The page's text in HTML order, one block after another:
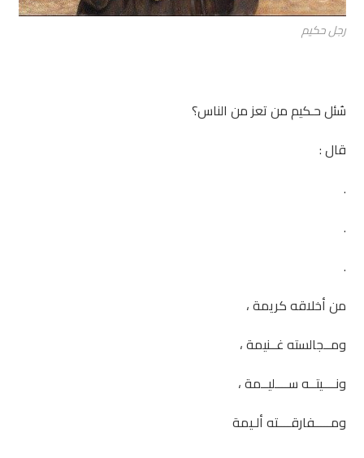
رجل حكيم
سُئل حـكيم من تعز من الناس؟
قال :
.
.
.
من أخلاقه كريمة ،
ومــجالسته غــنيمة ،
ونــــيتــه ســــليــمة ،
ومـــــفارقــــته ألـيمة